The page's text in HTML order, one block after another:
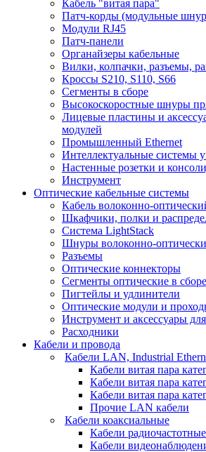
Кабель "витая пара"
Патч-корды (модульные
Модули RJ45
Патч-панели
Органайзеры кабельные
Вилки, колпачки, разъемы,
Кроссы S210, S110, S66
Сегменты в сборе
Высокоскоростные шнуры
Лицевые пластины и
модулей
Промышленный Ethernet
Интеллектуальные системы
Настенные розетки и
Инструмент
Оптические кабельные системы
Кабель волоконно-
Шкафчики, полки и
Система LightStack
Шнуры волоконно-
Разъемы
Оптические коннекторы
Сегменты оптические в сборе
Пигтейлы и удлинители
Оптические модули и
Инструмент и аксессуары
Расходники
Кабели и провода
Кабели LAN, Industrial
Кабели витая пара
Кабели витая пара
Кабели витая пара
Прочие LAN кабели
Кабели коаксиальные
Кабели
Кабели